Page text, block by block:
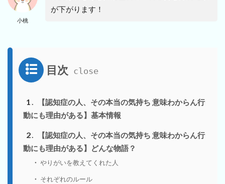
小桃
が下がります！
目次
1
【認知症の人、その本当の気持ち 意味わからん行
動にも理由がある】基本情報
2
【認知症の人、その本当の気持ち 意味わからん行
動にも理由がある】どんな物語？
やりがいを教えてくれた人
それぞれのルール